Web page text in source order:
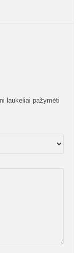
laukeliai pažymėti